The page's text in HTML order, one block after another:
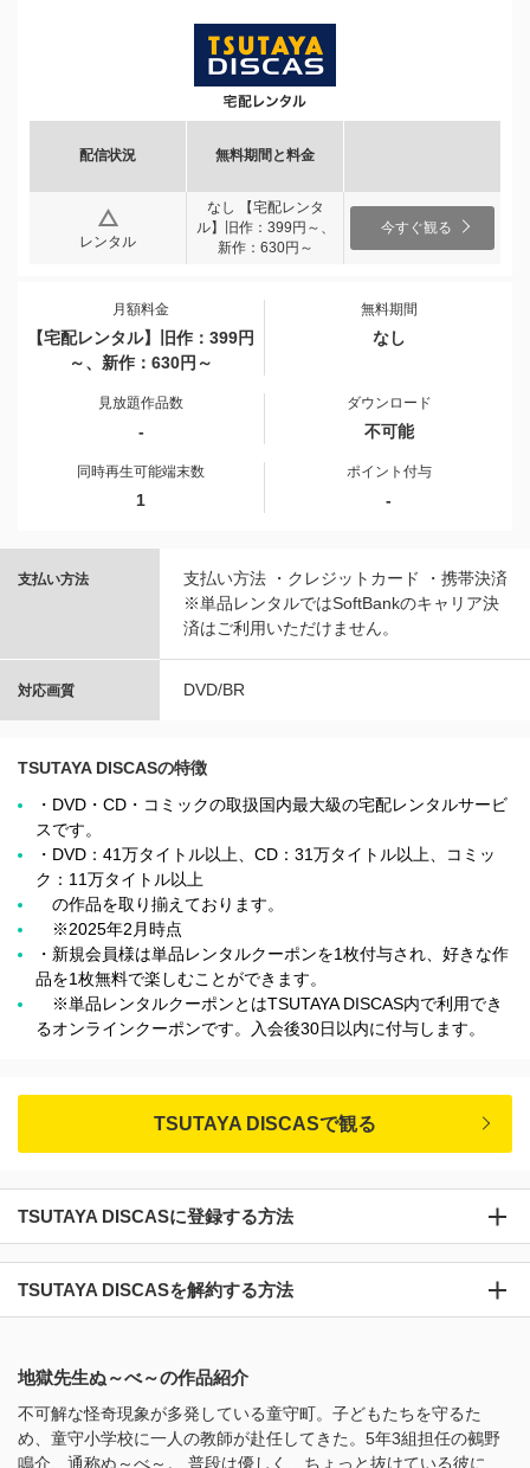
配信状況 無料期間と料金
レンタル
なし 【宅配レンタ
ル】旧作：399円～、
新作：630円～
今すぐ観る
月額料金
【宅配レンタル】旧作：399円
～、新作：630円～
無料期間
なし
見放題作品数
-
ダウンロード
不可能
同時再生可能端末数
1
ポイント付与
-
支払い方法
支払い方法 ・クレジットカード ・携帯決済
※単品レンタルではSoftBankのキャリア決
済はご利用いただけません。
対応画質 DVD/BR
TSUTAYA DISCASの特徴
・DVD・CD・コミックの取扱国内最大級の宅配レンタルサービ
スです。
・DVD：41万タイトル以上、CD：31万タイトル以上、コミッ
ク：11万タイトル以上
の作品を取り揃えております。
※2025年2月時点
・新規会員様は単品レンタルクーポンを1枚付与され、好きな作
品を1枚無料で楽しむことができます。
※単品レンタルクーポンとはTSUTAYA DISCAS内で利用でき
るオンラインクーポンです。入会後30日以内に付与します。
TSUTAYA DISCASで観る
TSUTAYA DISCASに登録する方法
TSUTAYA DISCASを解約する方法
地獄先生ぬ～べ～の作品紹介
不可解な怪奇現象が多発している童守町。子どもたちを守るた
め、童守小学校に一人の教師が赴任してきた。5年3組担任の鵺野
鳴介、通称ぬ～べ～。 普段は優しく、ちょっと抜けている彼に